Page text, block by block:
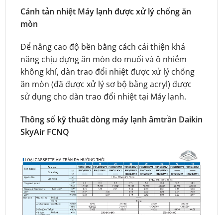
Cánh tản nhiệt Máy lạnh được xử lý chống ăn
mòn
Để nâng cao độ bền bằng cách cải thiện khả
năng chịu đựng ăn mòn do muối và ô nhiễm
không khí, dàn trao đổi nhiệt được xử lý chống
ăn mòn (đã được xử lý sơ bộ bằng acryl) được
sử dụng cho dàn trao đổi nhiệt tại Máy lạnh.
Thông số kỹ thuât dòng máy lạnh âmtrần Daikin
SkyAir FCNQ